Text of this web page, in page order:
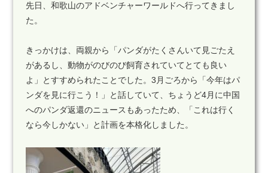
先日、和歌山のアドベンチャーワールドへ行ってきまし
た。
きっかけは、両親から「パンダがたくさんいて見ごたえ
があるし、動物がのびのび飼育されていてとても良い
よ」とすすめられたことでした。3月ごろから「今年はパ
ンダを見に行こう！」と話していて、ちょうど4月に中国
へのパンダ返還のニュースもあったため、「これは行く
なら今しかない」と計画を本格化しました。